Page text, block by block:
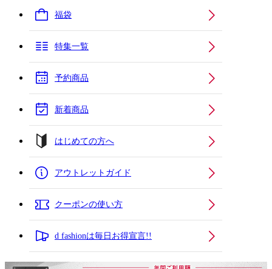
福袋
特集一覧
予約商品
新着商品
はじめての方へ
アウトレットガイド
クーポンの使い方
d fashionは毎日お得宣言!!